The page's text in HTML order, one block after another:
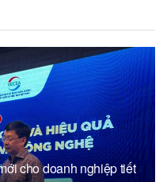
cho doanh nghiệp tiết